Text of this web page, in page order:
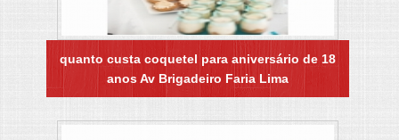
quanto custa coquetel para aniversário de 18
anos Av Brigadeiro Faria Lima